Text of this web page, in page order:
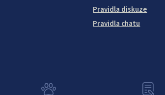
Pravidla diskuze
Pravidla chatu